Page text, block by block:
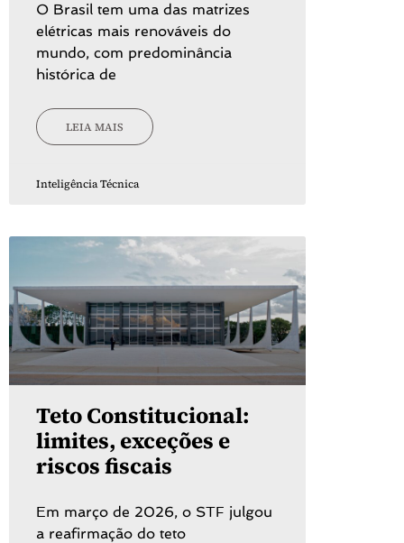
O Brasil tem uma das matrizes
elétricas mais renováveis do
mundo, com predominância
histórica de
LEIA MAIS
Inteligência Técnica
Teto Constitucional:
limites, exceções e
riscos fiscais
Em março de 2026, o STF julgou
a reafirmação do teto